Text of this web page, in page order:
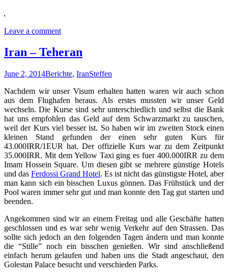
Leave a comment
Iran – Teheran
June 2, 2014Berichte, IranSteffen
Nachdem wir unser Visum erhalten hatten waren wir auch schon
aus dem Flughafen heraus. Als erstes mussten wir unser Geld
wechseln. Die Kurse sind sehr unterschiedlich und selbst die Bank
hat uns empfohlen das Geld auf dem Schwarzmarkt zu tauschen,
weil der Kurs viel besser ist. So haben wir im zweiten Stock einen
kleinen Stand gefunden der einen sehr guten Kurs für
43.000IRR/1EUR hat. Der offizielle Kurs war zu dem Zeitpunkt
35.000IRR. Mit dem Yellow Taxi ging es fuer 400.000IRR zu dem
Imam Hossein Square. Um diesen gibt se mehrere günstige Hotels
und das Ferdossi Grand Hotel. Es ist nicht das günstigste Hotel, aber
man kann sich ein bisschen Luxus gönnen. Das Frühstück und der
Pool waren immer sehr gut und man konnte den Tag gut starten und
beenden.
Angekommen sind wir an einem Freitag und alle Geschäfte hatten
geschlossen und es war sehr wenig Verkehr auf den Strassen. Das
sollte sich jedoch an den folgenden Tagen ändern und man konnte
die “Stille” noch ein bisschen genießen. Wir sind anschließend
einfach herum gelaufen und haben uns die Stadt angeschaut, den
Golestan Palace besucht und verschieden Parks.